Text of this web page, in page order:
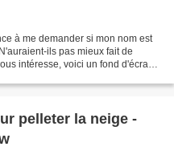
à me demander si mon nom est
ils pas mieux fait de
intéresse, voici un fond d'écran
pelleter la neige -